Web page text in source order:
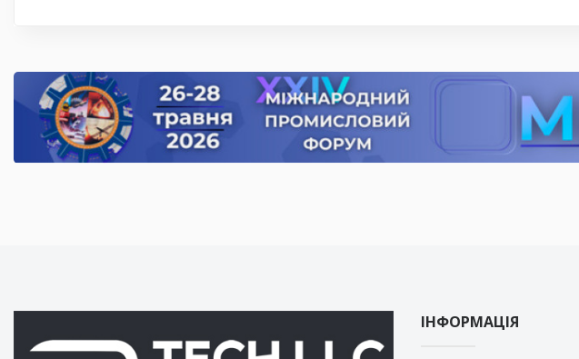
ІНФОРМАЦІЯ